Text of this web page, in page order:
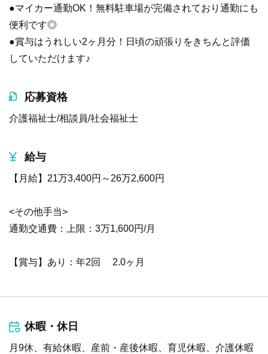
●マイカー通勤OK！無料駐車場が完備されており通勤にも
便利です◎
●賞与はうれしい2ヶ月分！日頃の頑張りをきちんと評価
していただけます♪
応募資格
介護福祉士/相談員/社会福祉士
給与
【月給】21万3,400円～26万2,600円
<その他手当>
通勤交通費：上限：3万1,600円/月
【賞与】あり：年2回 2.0ヶ月
休暇・休日
月9休、有給休暇、産前・産後休暇、育児休暇、介護休暇